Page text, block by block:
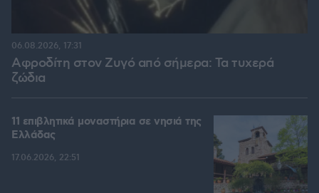
Αφροδίτη στον Ζυγό από σήμερα: Τα τυχερά
ζώδια
06.08.2026, 17:31
11 επιβλητικά μοναστήρια σε νησιά της
Ελλάδας
17.06.2026, 22:51